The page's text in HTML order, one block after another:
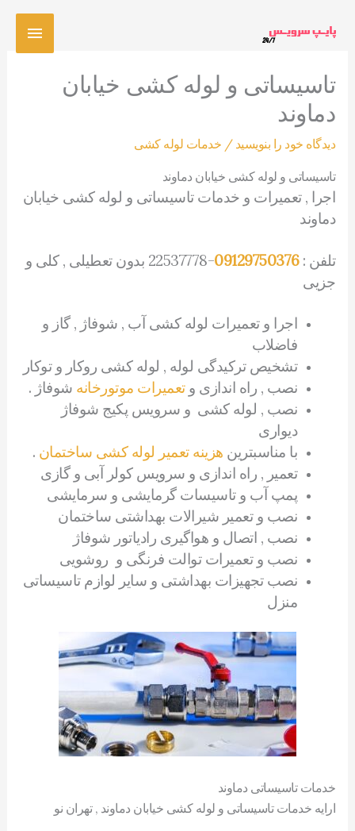
تاسیساتی و لوله کشی خیابان
دماوند
دیدگاه‌ خود را بنویسید / خدمات لوله کشی
تاسیساتی و لوله کشی خیابان دماوند
اجرا , تعمیرات و خدمات تاسیساتی و لوله کشی خیابان
دماوند
تلفن :09129750376
-22537778 بدون تعطیلی , کلی و
جزیی
اجرا و تعمیرات لوله کشی آب , شوفاژ , گاز و
فاضلاب
تشخیص ترکیدگی لوله , لوله کشی روکار و توکار
نصب , راه اندازی وتعمیرات موتورخانه شوفاژ .
نصب , لوله کشی و سرویس پکیج شوفاژ
دیواری
با مناسبترین هزینه تعمیر لوله کشی ساختمان .
تعمیر , راه اندازی و سرویس کولر آبی و گازی
پمپ آب و تاسیسات گرمایشی و سرمایشی
نصب و تعمیر شیرالات بهداشتی ساختمان
نصب , اتصال و هواگیری رادیاتور شوفاژ
نصب و تعمیرات توالت فرنگی و روشویی
نصب تجهیزات بهداشتی و سایر لوازم تاسیساتی
منزل
خدمات تاسیساتی دماوند
ارایه خدمات تاسیساتی و لوله کشی خیابان دماوند , تهران نو